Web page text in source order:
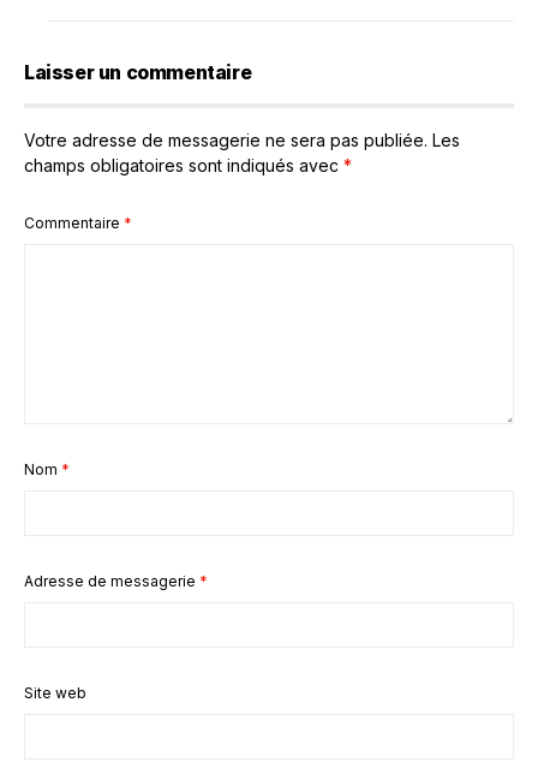
Laisser un commentaire
Votre adresse de messagerie ne sera pas publiée. Les
champs obligatoires sont indiqués avec *
Commentaire *
Nom *
Adresse de messagerie *
Site web